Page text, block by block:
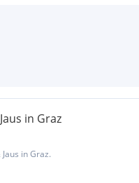
in Graz
in Graz.